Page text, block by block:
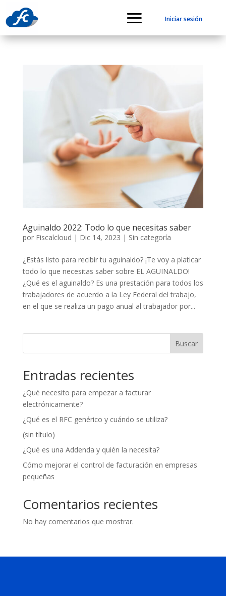
Iniciar sesión
Aguinaldo 2022: Todo lo que necesitas saber
por Fiscalcloud | Dic 14, 2023 | Sin categoría
¿Estás listo para recibir tu aguinaldo? ¡Te voy a platicar
todo lo que necesitas saber sobre EL AGUINALDO!
¿Qué es el aguinaldo? Es una prestación para todos los
trabajadores de acuerdo a la Ley Federal del trabajo,
en el que se realiza un pago anual al trabajador por...
Buscar
Entradas recientes
¿Qué necesito para empezar a facturar
electrónicamente?
¿Qué es el RFC genérico y cuándo se utiliza?
(sin título)
¿Qué es una Addenda y quién la necesita?
Cómo mejorar el control de facturación en empresas
pequeñas
Comentarios recientes
No hay comentarios que mostrar.